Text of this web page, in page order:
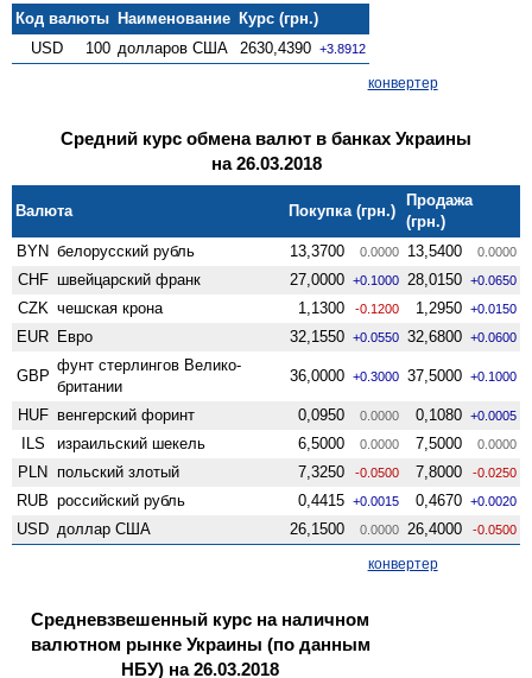
Код валюты Наименование Курс (грн.)
USD
100 долларов США 2630,4390 +3.8912
конвертер
Средний курс обмена валют в банках Украины
на 26.03.2018
Валюта Покупка (грн.)
Продажа
(грн.)
BYN белорусский рубль 13,3700 0.0000 13,5400 0.0000
CHF швейцарский франк 27,0000 +0.1000 28,0150 +0.0650
CZK чешская крона 1,1300 -0.1200 1,2950 +0.0150
EUR Евро 32,1550 +0.0550 32,6800 +0.0600
GBP
фунт стерлингов Велико­
британии
36,0000 +0.3000 37,5000 +0.1000
HUF венгерский форинт 0,0950 0.0000 0,1080 +0.0005
ILS израильский шекель 6,5000 0.0000 7,5000 0.0000
PLN польский злотый 7,3250 -0.0500 7,8000 -0.0250
RUB российский рубль 0,4415 +0.0015 0,4670 +0.0020
USD доллар США 26,1500 0.0000 26,4000 -0.0500
конвертер
Средневзвешенный курс на наличном
валютном рынке Украины (по данным
НБУ) на 26.03.2018